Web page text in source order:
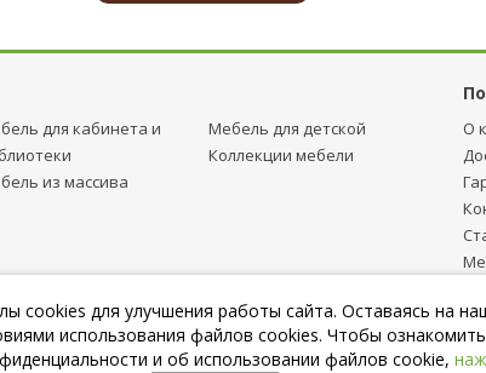
для кабинета и
из массива
Мебель для детcкой
Коллекции мебели
О
cookies для улучшения работы сайта. Оставаясь на
использования файлов cookies. Чтобы
и об использовании файлов cookie,